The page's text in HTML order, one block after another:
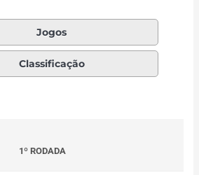
Jogos
Classificação
1º RODADA